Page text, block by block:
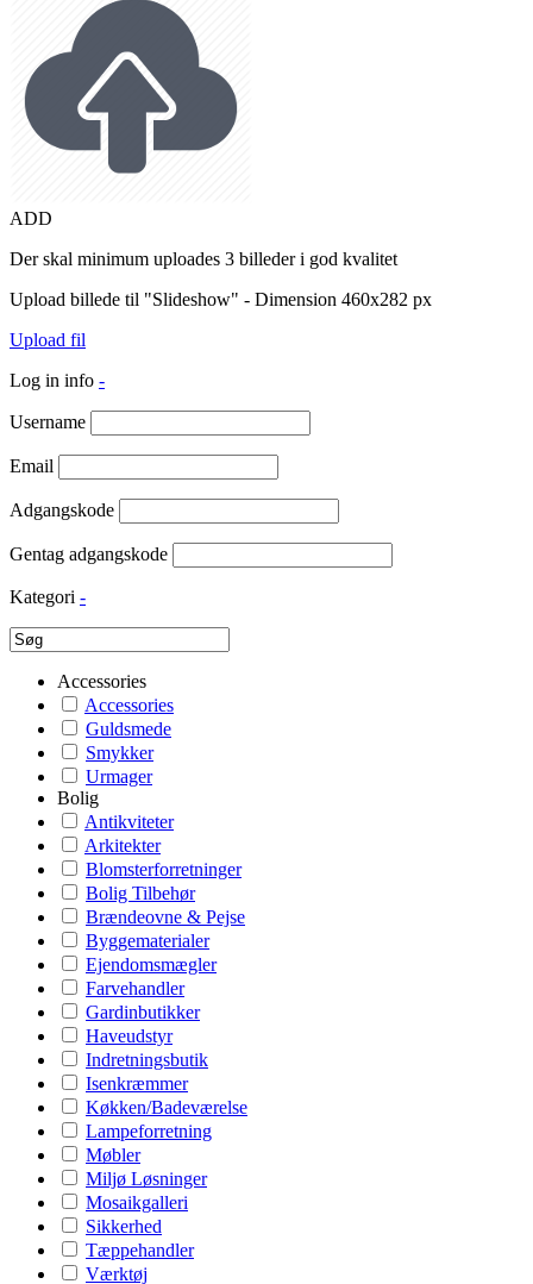
ADD
Der skal minimum uploades 3 billeder i god kvalitet
Upload billede til "Slideshow" - Dimension 460x282 px
Upload fil
Log in info -
Username
Email
Adgangskode
Gentag adgangskode
Kategori -
Accessories
Accessories
Guldsmede
Smykker
Urmager
Bolig
Antikviteter
Arkitekter
Blomsterforretninger
Bolig Tilbehør
Brændeovne & Pejse
Byggematerialer
Ejendomsmægler
Farvehandler
Gardinbutikker
Haveudstyr
Indretningsbutik
Isenkræmmer
Køkken/Badeværelse
Lampeforretning
Møbler
Miljø Løsninger
Mosaikgalleri
Sikkerhed
Tæppehandler
Værktøj